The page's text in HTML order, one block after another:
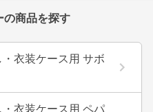
の商品を探す
衣装ケース用 サボ
衣装ケース用 ペパ